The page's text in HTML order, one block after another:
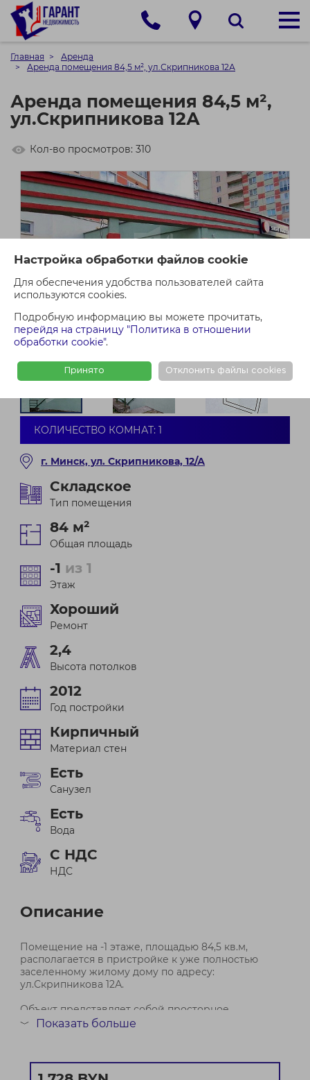
Настройка обработки файлов cookie
Для обеспечения удобства пользователей сайта
используются cookies.
Подробную информацию вы можете прочитать,
перейдя на страницу "Политика в отношении
обработки cookie".
Принято Отклонить файлы cookies
Главная
Аренда
Аренда помещения 84,5 м², ул.Скрипникова 12А
Аренда помещения 84,5 м²,
ул.Скрипникова 12А
Кол-во просмотров: 310
КОЛИЧЕСТВО КОМНАТ: 1
г. Минск, ул. Скрипникова, 12/А
Складское
Тип помещения
84 м²
Общая площадь
-1 из 1
Этаж
Хороший
Ремонт
2,4
Высота потолков
2012
Год постройки
Кирпичный
Материал стен
Есть
Санузел
Есть
Вода
С НДС
НДС
Описание
Помещение на -1 этаже, площадью 84,5 кв.м,
располагается в пристройке к уже полностью
заселенному жилому дому по адресу:
ул.Скрипникова 12А.
Объект представляет собой просторное
помещение с хорошим ремонтом, одно окно, вход в
﹀ Показать больше